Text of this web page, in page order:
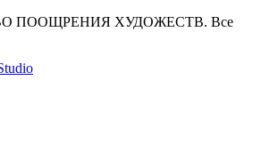
ПООЩРЕНИЯ ХУДОЖЕСТВ. Все